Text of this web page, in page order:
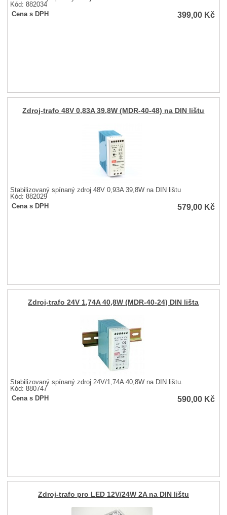
Kód: 882034
Cena s DPH
399,00 Kč
Zdroj-trafo 48V 0,83A 39,8W (MDR-40-48) na DIN lištu
Stabilizovaný spínaný zdroj 48V 0,93A 39,8W na DIN lištu
Kód: 882029
Cena s DPH
579,00 Kč
Zdroj-trafo 24V 1,74A 40,8W (MDR-40-24) DIN lišta
Stabilizovaný spínaný zdroj 24V/1,74A 40,8W na DIN lištu.
Kód: 880747
Cena s DPH
590,00 Kč
Zdroj-trafo pro LED 12V/24W 2A na DIN lištu